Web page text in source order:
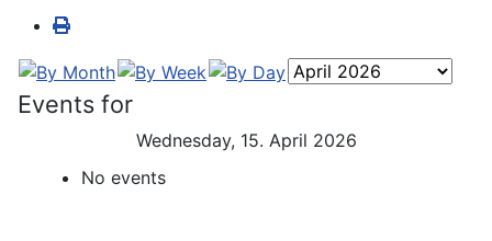
Events for
Wednesday, 15. April 2026
No events